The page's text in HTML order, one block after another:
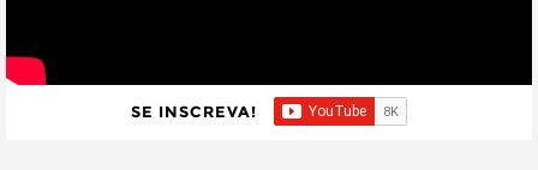
SE INSCREVA!